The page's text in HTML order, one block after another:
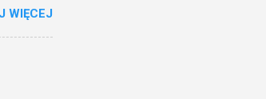
kocha
nie
WIĘCEJ